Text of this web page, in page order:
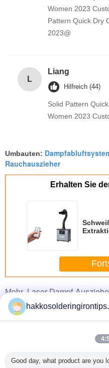
Women 2023
Pattern Quick Dry
2023@
L
Liang
Hilfreich (44)
Solid Pattern
Women 2023
Umbauten:
Rauchauszieher
Erhalten Sie
MehrLaser-Dampf-
FD
mit 6
Good day, what product are you